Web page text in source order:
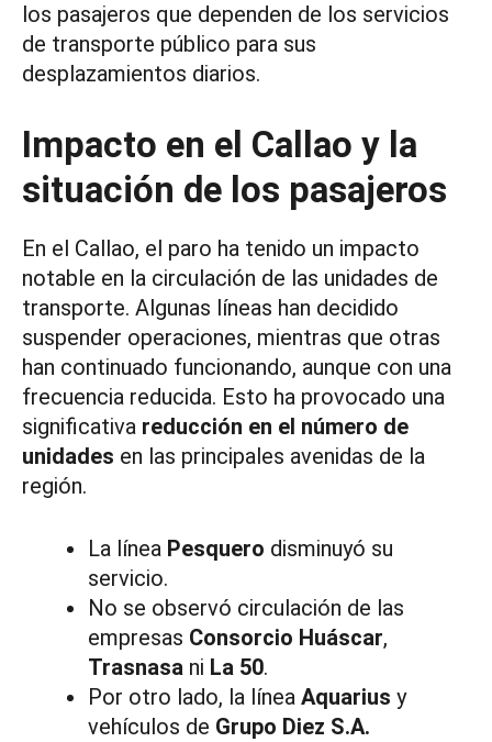
los pasajeros que dependen de los servicios
de transporte público para sus
desplazamientos diarios.
Impacto en el Callao y la
situación de los pasajeros
En el Callao, el paro ha tenido un impacto
notable en la circulación de las unidades de
transporte. Algunas líneas han decidido
suspender operaciones, mientras que otras
han continuado funcionando, aunque con una
frecuencia reducida. Esto ha provocado una
significativa reducción en el número de
unidades en las principales avenidas de la
región.
La línea Pesquero disminuyó su
servicio.
No se observó circulación de las
empresas Consorcio Huáscar,
Trasnasa ni La 50.
Por otro lado, la línea Aquarius y
vehículos de Grupo Diez S.A.